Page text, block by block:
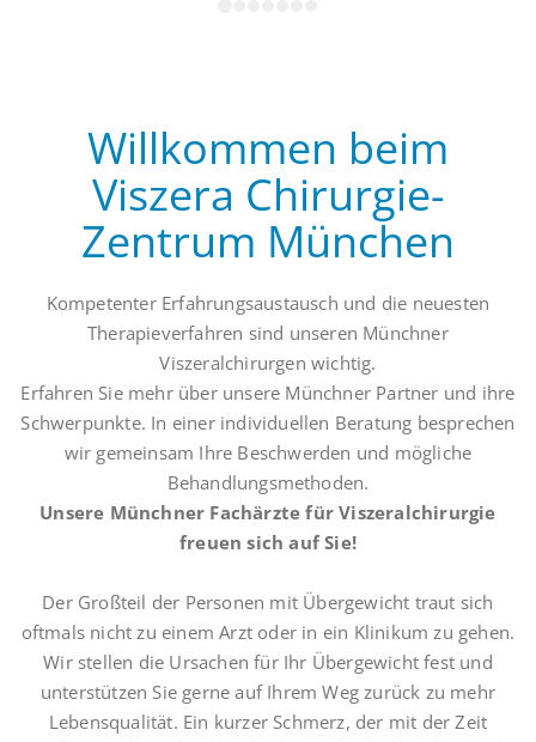
Willkommen beim
Viszera Chirurgie-
Zentrum München
Kompetenter Erfahrungsaustausch und die neuesten
Therapieverfahren sind unseren Münchner
Viszeralchirurgen wichtig.
Erfahren Sie mehr über unsere Münchner Partner und ihre
Schwerpunkte. In einer individuellen Beratung besprechen
wir gemeinsam Ihre Beschwerden und mögliche
Behandlungsmethoden.
Unsere Münchner Fachärzte für Viszeralchirurgie
freuen sich auf Sie!
Der Großteil der Personen mit Übergewicht traut sich
oftmals nicht zu einem Arzt oder in ein Klinikum zu gehen.
Wir stellen die Ursachen für Ihr Übergewicht fest und
unterstützen Sie gerne auf Ihrem Weg zurück zu mehr
Lebensqualität. Ein kurzer Schmerz, der mit der Zeit